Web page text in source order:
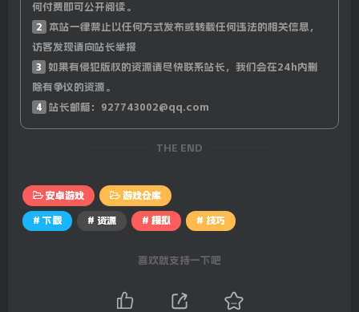
何付费即可公开阅读。
2
本站一律禁止以任何方式发布或转载任何违法的相关信息，
访客发现请向站长举报
3
如果有侵犯版权的资源请尽快联系站长，我们会在24h内删
除有争议的资源。
4 站长邮箱：927743002@qq.com
THE END
安卓游戏 游戏仓库
# 下载 # 资源 # 模拟 # 技巧
喜欢就支持一下吧